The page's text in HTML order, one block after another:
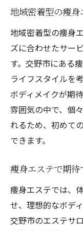
エステ
体内から
痩身エス
施術で得
温かさ
交野市で
健康と
冷えや肌トラ
エステで
肌トラブ
お客様の
交野市の
地域密着型の痩身
地域密着型の痩身
ズに合わせたサー
す。交野市にある
ライフスタイルを
ボディメイクが期
雰囲気の中で、個
れるため、初めて
できます。
痩身エステで期
痩身エステでは、
せ、理想的なボデ
交野市のエステサ